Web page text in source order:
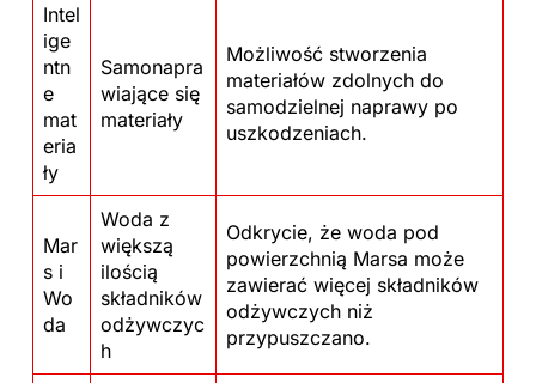
Intel
ige
ntn
e
mat
eria
ły
Samonapra
wiające się
materiały
Możliwość stworzenia
materiałów zdolnych do
samodzielnej naprawy po
uszkodzeniach.
Mar
s i
Wo
da
Woda z
większą
ilością
składników
odżywczyc
h
Odkrycie, że woda pod
powierzchnią Marsa może
zawierać więcej składników
odżywczych niż
przypuszczano.